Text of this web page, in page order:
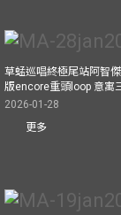
草蜢巡唱終極尾站阿智
版encore重頭loop 意寓
2026-01-28
更多